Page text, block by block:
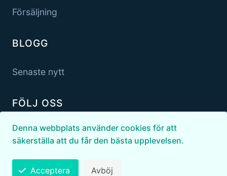
Försäljning
BLOGG
Senaste nytt
FÖLJ OSS
Denna webbplats använder cookies för att
säkerställa att du får den bästa upplevelsen.
Acceptera Avböj